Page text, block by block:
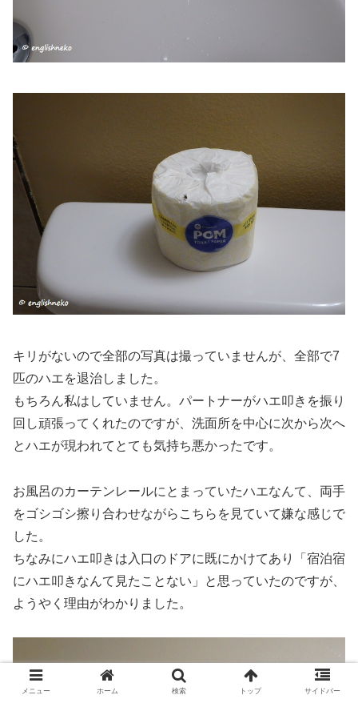
キリがないので全部の写真は撮っていませんが、全部で7
匹のハエを退治しました。
もちろん私はしていません。パートナーがハエ叩きを振り
回し頑張ってくれたのですが、洗面所を中心に次から次へ
とハエが現われてとても気持ち悪かったです。
お風呂のカーテンレールにとまっていたハエなんて、 両手
をゴシゴシ擦り合わせながらこちらを見ていて嫌な感じで
した。
ちなみにハエ叩きは入口のドアに既にかけてあり「宿泊宿
にハエ叩きなんて見たことない」と思っていたのですが、
ようやく理由がわかりました。
メニュー ホーム 検索 トップ サイドバー